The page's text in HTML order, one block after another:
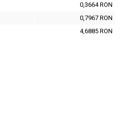
0,3664 RON
0,7967 RON
4,6885 RON